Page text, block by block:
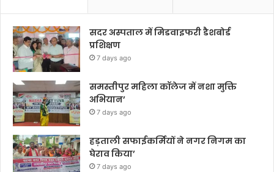
सदर अस्पताल में मिडवाइफरी डैशबोर्ड
प्रशिक्षण
7 days ago
समस्तीपुर महिला कॉलेज में नशा मुक्ति
अभियान’
7 days ago
हड़ताली सफाईकर्मियों ने नगर निगम का
घेराव किया’
7 days ago